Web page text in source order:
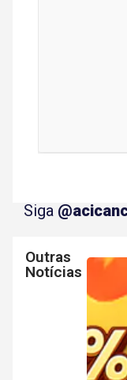
Siga
Outras
Notícias